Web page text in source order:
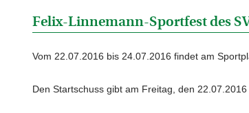
Felix-Linnemann-Sportfest des
Vom 22.07.2016 bis 24.07.2016 findet am
Den Startschuss gibt am Freitag, den